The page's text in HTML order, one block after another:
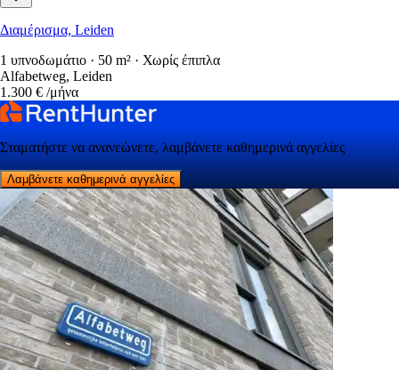
Διαμέρισμα, Leiden
1 υπνοδωμάτιο · 50 m² · Χωρίς έπιπλα
Alfabetweg, Leiden
1.300 € /μήνα
Σταματήστε να ανανεώνετε, λαμβάνετε καθημερινά αγγελίες
Λαμβάνετε καθημερινά αγγελίες